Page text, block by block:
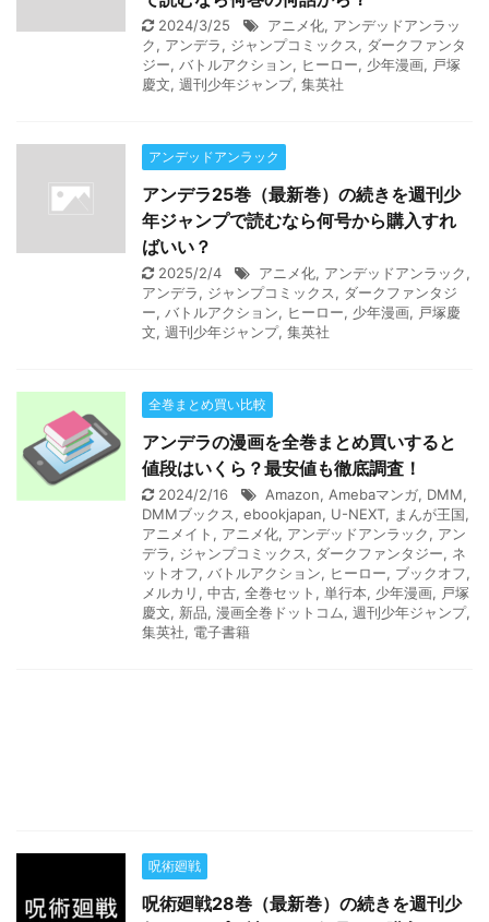
2024/3/25 アニメ化, アンデッドアンラッ
ク, アンデラ, ジャンプコミックス, ダークファンタ
ジー, バトルアクション, ヒーロー, 少年漫画, 戸塚
慶文, 週刊少年ジャンプ, 集英社
アンデッドアンラック
アンデラ25巻（最新巻）の続きを週刊少
年ジャンプで読むなら何号から購入すれ
ばいい？
2025/2/4 アニメ化, アンデッドアンラック,
アンデラ, ジャンプコミックス, ダークファンタジ
ー, バトルアクション, ヒーロー, 少年漫画, 戸塚慶
文, 週刊少年ジャンプ, 集英社
全巻まとめ買い比較
アンデラの漫画を全巻まとめ買いすると
値段はいくら？最安値も徹底調査！
2024/2/16 Amazon, Amebaマンガ, DMM,
DMMブックス, ebookjapan, U-NEXT, まんが王国,
アニメイト , アニメ化, アンデッドアンラック, アン
デラ, ジャンプコミックス, ダークファンタジー, ネ
ットオフ, バトルアクション, ヒーロー, ブックオフ,
メルカリ , 中古, 全巻セット , 単行本, 少年漫画, 戸塚
慶文, 新品, 漫画全巻ドットコム, 週刊少年ジャンプ,
集英社, 電子書籍
呪術廻戦
呪術廻戦28巻（最新巻）の続きを週刊少